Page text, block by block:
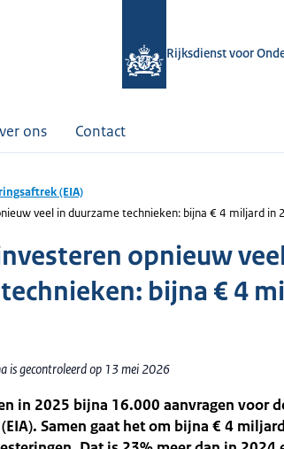
Rijksdienst voor
ons Contact
(EIA)
veel in duurzame technieken: bijna € 4 miljard in
opnieuw
bijna € 4
is gecontroleerd op 13 mei 2026
in 2025 bijna 16.000 aanvragen voor
Samen gaat het om bijna € 4